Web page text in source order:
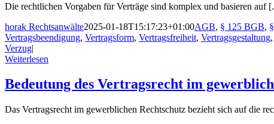
Die rechtlichen Vorgaben für Verträge sind komplex und basieren auf
horak Rechtsanwälte2025-01-18T15:17:23+01:00AGB, § 125 BGB,
Vertragsbeendigung, Vertragsform, Vertragsfreiheit, Vertragsgestaltung,
Verzug|
Weiterlesen
Bedeutung des Vertragsrecht im
Das Vertragsrecht im gewerblichen Rechtschutz bezieht sich auf die